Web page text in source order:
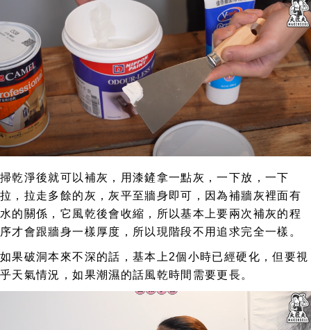
掃乾淨後就可以補灰，用漆鏟拿一點灰，一下放，一下
拉，拉走多餘的灰，灰平至牆身即可，因為補牆灰裡面有
水的關係，它風乾後會收縮，所以基本上要兩次補灰的程
序才會跟牆身一樣厚度，所以現階段不用追求完全一樣。
如果破洞本來不深的話，基本上2個小時已經硬化，但要視
乎天氣情況，如果潮濕的話風乾時間需要更長。